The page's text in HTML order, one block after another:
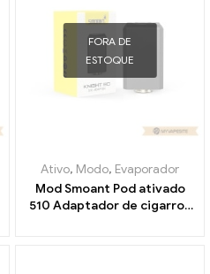
FORA DE
ESTOQUE
Ativo, Modo, Evaporador
Mod Smoant Pod ativado
510 Adaptador de cigarros